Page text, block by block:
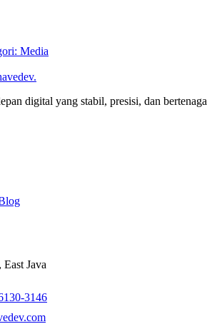
Media
.
digital yang stabil, presisi, dan bertenaga
East Java
3146